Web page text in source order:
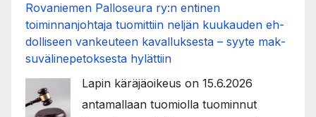
Rovaniemen Palloseura ry:n entinen
toiminnanjohtaja tuo­mit­tiin neljän kuu­kau­den eh­
dol­li­seen van­keu­teen ka­val­luk­ses­ta – syyte mak­
su­vä­li­ne­pe­tok­ses­ta hy­lät­tiin
Lapin käräjäoikeus on 15.6.2026
antamallaan tuomiolla tuominnut